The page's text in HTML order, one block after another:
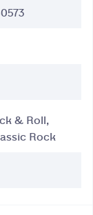
& Roll,
Rock